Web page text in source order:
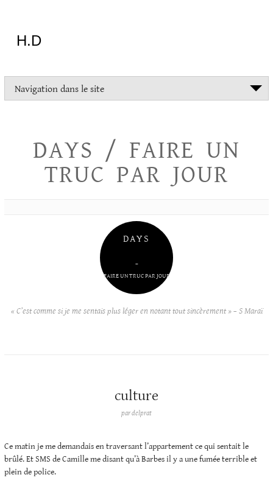
H.D
Navigation dans le site
DAYS / FAIRE UN
TRUC PAR JOUR
DAYS
–
FAIRE UN TRUC PAR JOUR
« C’est comme si je me sentais plus léger en notant tout sincèrement » – S Maraï
culture
pardelprat
Ce matin je me demandais en traversant l’appartement ce qui sentait le
brûlé. Et SMS de Camille me disant qu’à Barbes il y a une fumée terrible et
plein de police.